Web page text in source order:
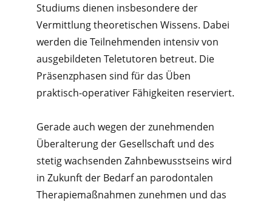
Studiums dienen insbesondere der
Vermittlung theoretischen Wissens. Dabei
werden die Teilnehmenden intensiv von
ausgebildeten Teletutoren betreut. Die
Präsenzphasen sind für das Üben
praktisch-operativer Fähigkeiten reserviert.
Gerade auch wegen der zunehmenden
Überalterung der Gesellschaft und des
stetig wachsenden Zahnbewusstseins wird
in Zukunft der Bedarf an parodontalen
Therapiemaßnahmen zunehmen und das